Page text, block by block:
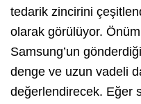
tedarik zincirini
olarak görülüyor.
Samsung’un
denge ve uzun vadeli
değerlendirecek. Eğer